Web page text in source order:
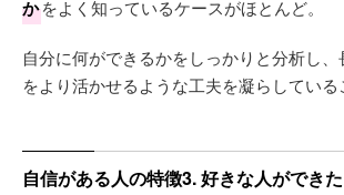
かをよく知っているケースがほとんど。
自分に何ができるかをしっかりと分析し、
をより活かせるような工夫を凝らしている
自信がある人の特徴3. 好きな人ができ